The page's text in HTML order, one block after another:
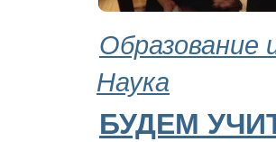
Образование
Наука
БУДЕМ